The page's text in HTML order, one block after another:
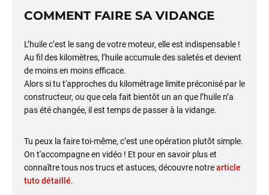
COMMENT FAIRE SA VIDANGE
L’huile c’est le sang de votre moteur, elle est indispensable !
Au fil des kilomètres, l’huile accumule des saletés et devient
de moins en moins efficace.
Alors si tu t'approches du kilométrage limite préconisé par le
constructeur, ou que cela fait bientôt un an que l’huile n’a
pas été changée, il est temps de passer à la vidange.
Tu peux la faire toi-même, c’est une opération plutôt simple.
On t'accompagne en vidéo ! Et pour en savoir plus et
connaître tous nos trucs et astuces, découvre notrearticle
tuto détaillé.